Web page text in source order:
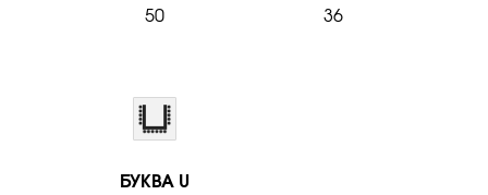
50 36
БУКВА U